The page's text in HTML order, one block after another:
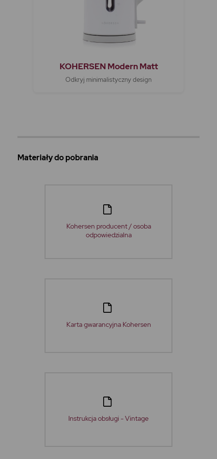
KOHERSEN Modern Matt
Odkryj minimalistyczny design
Materiały do pobrania
Kohersen producent / osoba
odpowiedzialna
Karta gwarancyjna Kohersen
Instrukcja obsługi - Vintage